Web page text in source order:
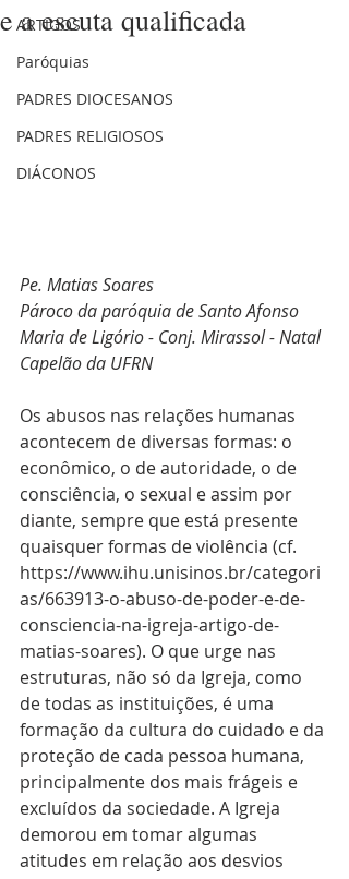
ARTIGOS
Paróquias
PADRES DIOCESANOS
PADRES RELIGIOSOS
DIÁCONOS
e a escuta qualificada
Pe. Matias Soares
Pároco da paróquia de Santo Afonso
Maria de Ligório - Conj. Mirassol - Natal
Capelão da UFRN
Os abusos nas relações humanas
acontecem de diversas formas: o
econômico, o de autoridade, o de
consciência, o sexual e assim por
diante, sempre que está presente
quaisquer formas de violência (cf.
https://www.ihu.unisinos.br/categori
as/663913-o-abuso-de-poder-e-de-
consciencia-na-igreja-artigo-de-
matias-soares). O que urge nas
estruturas, não só da Igreja, como
de todas as instituições, é uma
formação da cultura do cuidado e da
proteção de cada pessoa humana,
principalmente dos mais frágeis e
excluídos da sociedade. A Igreja
demorou em tomar algumas
atitudes em relação aos desvios